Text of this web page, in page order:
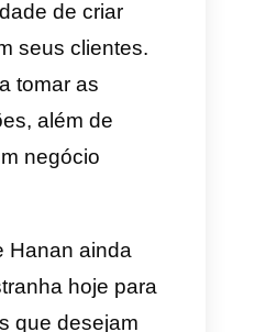
vendedor
sobre
Selling” em seu
Uma das ideias
que Hanan
sua publicação é
têm em suas